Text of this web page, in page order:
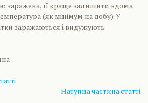
заражена, її краще залишити вдома
(як мінімум на добу). У
заражаються і видужують
Натупна частина статті